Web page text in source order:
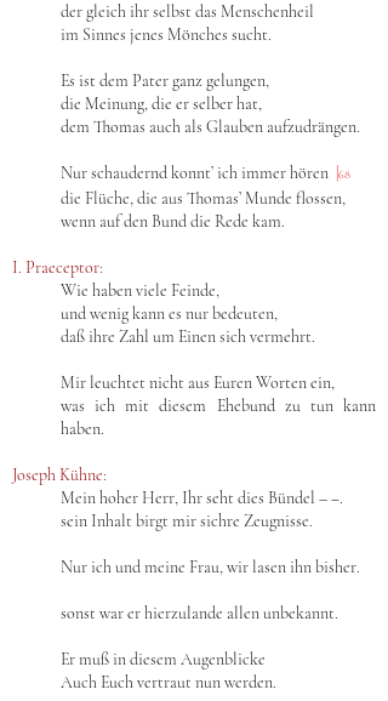
der gleich ihr selbst das Menschenheil
im Sinnes jenes Mönches sucht.
Es ist dem Pater ganz gelungen,
die Meinung, die er selber hat,
dem Thomas auch als Glauben aufzudrängen.
Nur schaudernd konnt’ ich immer hören 68
die Flüche, die aus Thomas’ Munde flossen,
wenn auf den Bund die Rede kam.
I. Praeceptor:
Wie haben viele Feinde,
und wenig kann es nur bedeuten,
daß ihre Zahl um Einen sich vermehrt.
Mir leuchtet nicht aus Euren Worten ein,
was ich mit diesem Ehebund zu tun kann
haben.
Joseph Kühne:
Mein hoher Herr, Ihr seht dies Bündel – ‒.
sein Inhalt birgt mir sichre Zeugnisse.
Nur ich und meine Frau, wir lasen ihn bisher.
sonst war er hierzulande allen unbekannt.
Er muß in diesem Augenblicke
Auch Euch vertraut nun werden.